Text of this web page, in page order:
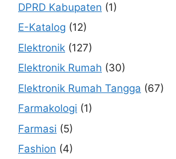
DPRD Kabupaten (1)
E-Katalog (12)
Elektronik (127)
Elektronik Rumah (30)
Elektronik Rumah Tangga (67)
Farmakologi (1)
Farmasi (5)
Fashion (4)